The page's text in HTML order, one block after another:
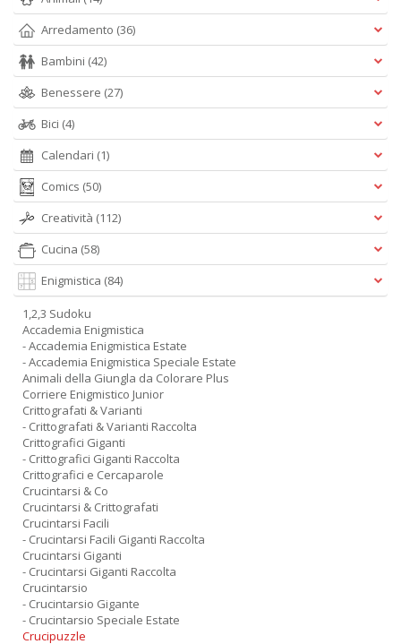
Arredamento (36)
Bambini (42)
Benessere (27)
Bici (4)
Calendari (1)
Comics (50)
Creatività (112)
Cucina (58)
Enigmistica (84)
1,2,3 Sudoku
Accademia Enigmistica
- Accademia Enigmistica Estate
- Accademia Enigmistica Speciale Estate
Animali della Giungla da Colorare Plus
Corriere Enigmistico Junior
Crittografati & Varianti
- Crittografati & Varianti Raccolta
Crittografici Giganti
- Crittografici Giganti Raccolta
Crittografici e Cercaparole
Crucintarsi & Co
Crucintarsi & Crittografati
Crucintarsi Facili
- Crucintarsi Facili Giganti Raccolta
Crucintarsi Giganti
- Crucintarsi Giganti Raccolta
Crucintarsio
- Crucintarsio Gigante
- Crucintarsio Speciale Estate
Crucipuzzle